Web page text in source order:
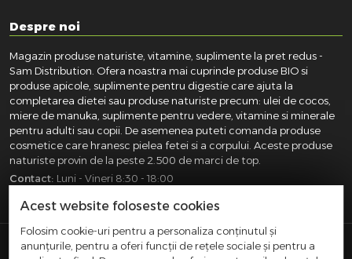
Despre noi
Magazin produse naturiste, vitamine, suplimente la pret redus -
Sam Distribution. Ofera noastra mai cuprinde produse BIO si
produse apicole, suplimente pentru digestie care ajuta la
completarea dietei sau produse naturiste precum: ulei de cocos,
miere de manuka, suplimente pentru vedere, vitamine si minerale
pentru adulti sau copii. De asemenea puteti comanda produse
cosmetice care hranesc pielea fetei si a corpului. Aceste produse
naturiste provin de la peste 2.500 de marci de top.
Contact: Luni - Vineri 8:30 - 18:00
SAM DISTRIBUTION S.R.L.- Registrul Comertului:
Acest website foloseste cookies
Folosim cookie-uri pentru a personaliza conținutul și
anunțurile, pentru a oferi funcții de rețele sociale și pentru a